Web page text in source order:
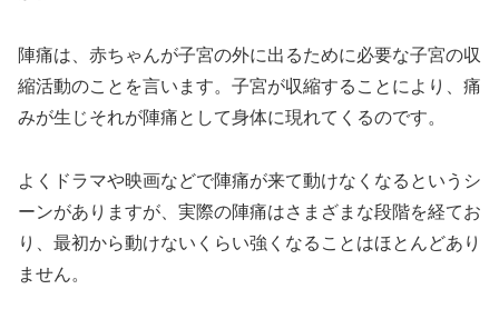
陣痛は、赤ちゃんが子宮の外に出るために必要な子宮の収
縮活動のことを言います。子宮が収縮することにより、痛
みが生じそれが陣痛として身体に現れてくるのです。
よくドラマや映画などで陣痛が来て動けなくなるというシ
ーンがありますが、実際の陣痛はさまざまな段階を経てお
り、最初から動けないくらい強くなることはほとんどあり
ません。